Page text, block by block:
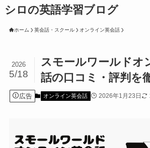
シロの英語学習ブログ
ホーム 英会話・スクール オンライン英会話
スモールワールドオ
話の口コミ・評判を
2026
5/18
広告 オンライン英会話 2026年1月23日